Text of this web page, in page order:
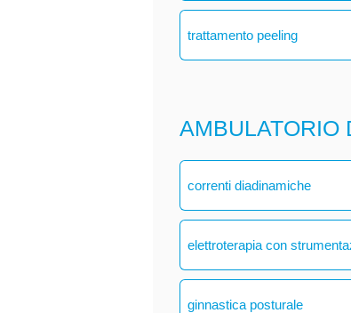
trattamento peeling
AMBULATORIO
correnti diadinamiche
elettroterapia con
ginnastica posturale